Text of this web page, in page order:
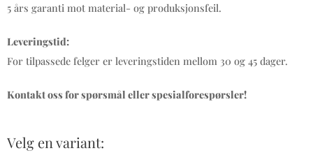
5 års garanti mot material- og produksjonsfeil.
Leveringstid:
For tilpassede felger er leveringstiden mellom 30 og 45 dager.
Kontakt oss for spørsmål eller spesialforespørsler!
Velg en variant: